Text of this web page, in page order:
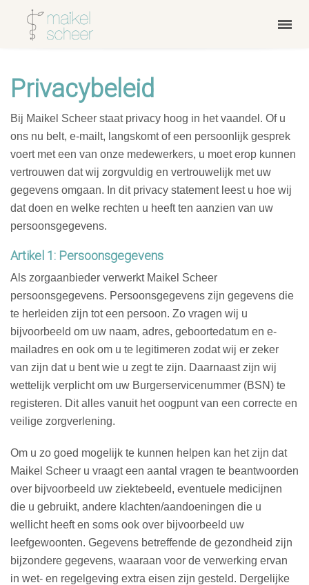
Privacybeleid
Bij Maikel Scheer staat privacy hoog in het vaandel. Of u
ons nu belt, e-mailt, langskomt of een persoonlijk gesprek
voert met een van onze medewerkers, u moet erop kunnen
vertrouwen dat wij zorgvuldig en vertrouwelijk met uw
gegevens omgaan. In dit privacy statement leest u hoe wij
dat doen en welke rechten u heeft ten aanzien van uw
persoonsgegevens.
Artikel 1: Persoonsgegevens
Als zorgaanbieder verwerkt Maikel Scheer
persoonsgegevens. Persoonsgegevens zijn gegevens die
te herleiden zijn tot een persoon. Zo vragen wij u
bijvoorbeeld om uw naam, adres, geboortedatum en e-
mailadres en ook om u te legitimeren zodat wij er zeker
van zijn dat u bent wie u zegt te zijn. Daarnaast zijn wij
wettelijk verplicht om uw Burgerservicenummer (BSN) te
registeren. Dit alles vanuit het oogpunt van een correcte en
veilige zorgverlening.
Om u zo goed mogelijk te kunnen helpen kan het zijn dat
Maikel Scheer u vraagt een aantal vragen te beantwoorden
over bijvoorbeeld uw ziektebeeld, eventuele medicijnen
die u gebruikt, andere klachten/aandoeningen die u
wellicht heeft en soms ook over bijvoorbeeld uw
leefgewoonten. Gegevens betreffende de gezondheid zijn
bijzondere gegevens, waaraan voor de verwerking ervan
in wet- en regelgeving extra eisen zijn gesteld. Dergelijke